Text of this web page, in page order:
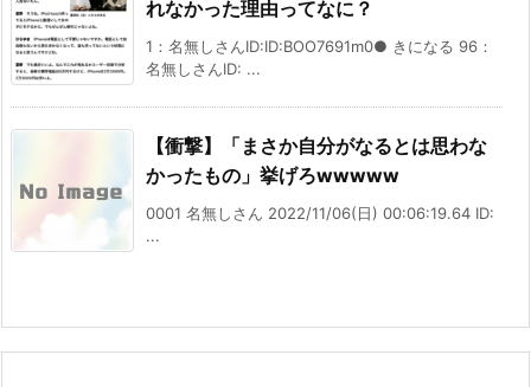
れなかった理由ってなに？
1：名無しさんID:ID:BOO7691m0● きになる 96：
名無しさんID: ...
【衝撃】「まさか自分がなるとは思わな
かったもの」挙げろwwwww
0001 名無しさん 2022/11/06(日) 00:06:19.64 ID:
...